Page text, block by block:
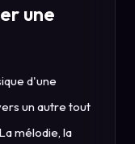
une
d'une
un autre tout
mélodie, la